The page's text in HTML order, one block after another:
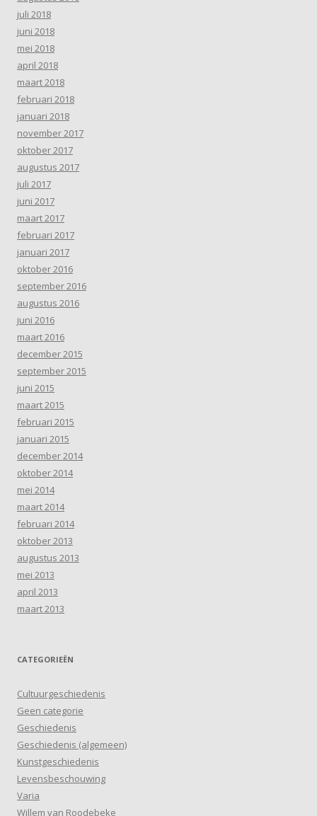
juli 2018
juni 2018
mei 2018
april 2018
maart 2018
februari 2018
januari 2018
november 2017
oktober 2017
augustus 2017
juli 2017
juni 2017
maart 2017
februari 2017
januari 2017
oktober 2016
september 2016
augustus 2016
juni 2016
maart 2016
december 2015
september 2015
juni 2015
maart 2015
februari 2015
januari 2015
december 2014
oktober 2014
mei 2014
maart 2014
februari 2014
oktober 2013
augustus 2013
mei 2013
april 2013
maart 2013
CATEGORIEËN
Cultuurgeschiedenis
Geen categorie
Geschiedenis
Geschiedenis (algemeen)
Kunstgeschiedenis
Levensbeschouwing
Varia
Willem van Roodebeke